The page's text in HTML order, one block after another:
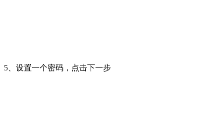
5、设置一个密码，点击下一步